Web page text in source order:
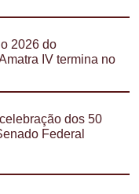
2026 do
IV termina no
dos 50
Federal